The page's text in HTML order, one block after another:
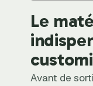
Le
Avant de